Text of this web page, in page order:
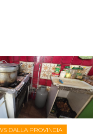
DALLA PROVINCIA